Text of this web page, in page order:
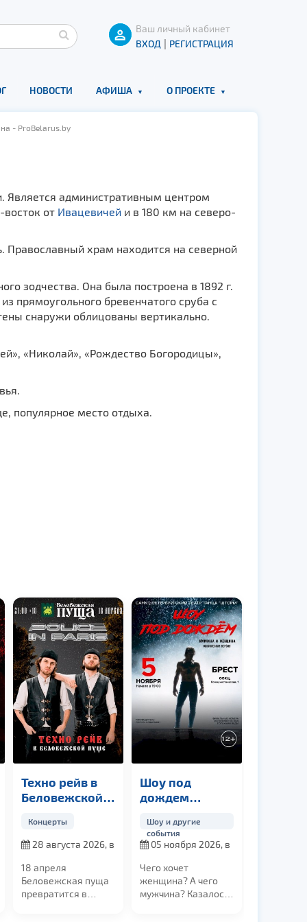
Ваш личный кабинет
ВХОД | РЕГИСТРАЦИЯ
НОВОСТИ АФИША О ПРОЕКТЕ
- ProBelarus.by
Является административным центром
восток от Ивацевичейи в 180 км на северо-
Православный храм находится на северной
зодчества. Она была построена в 1892 г.
прямоугольного бревенчатого сруба с
снаружи облицованы вертикально.
«Николай», «Рождество Богородицы»,
популярное место отдыха.
Техно рейв в
Беловежской
Концерты
28 августа 2026, в
18 апреля
Беловежская пуща
превратится в
Шоу под
дождем
Женщина»
Шоу и другие
события
05 ноября 2026, в
Чего хочет
женщина? А чего
мужчина? Казалось